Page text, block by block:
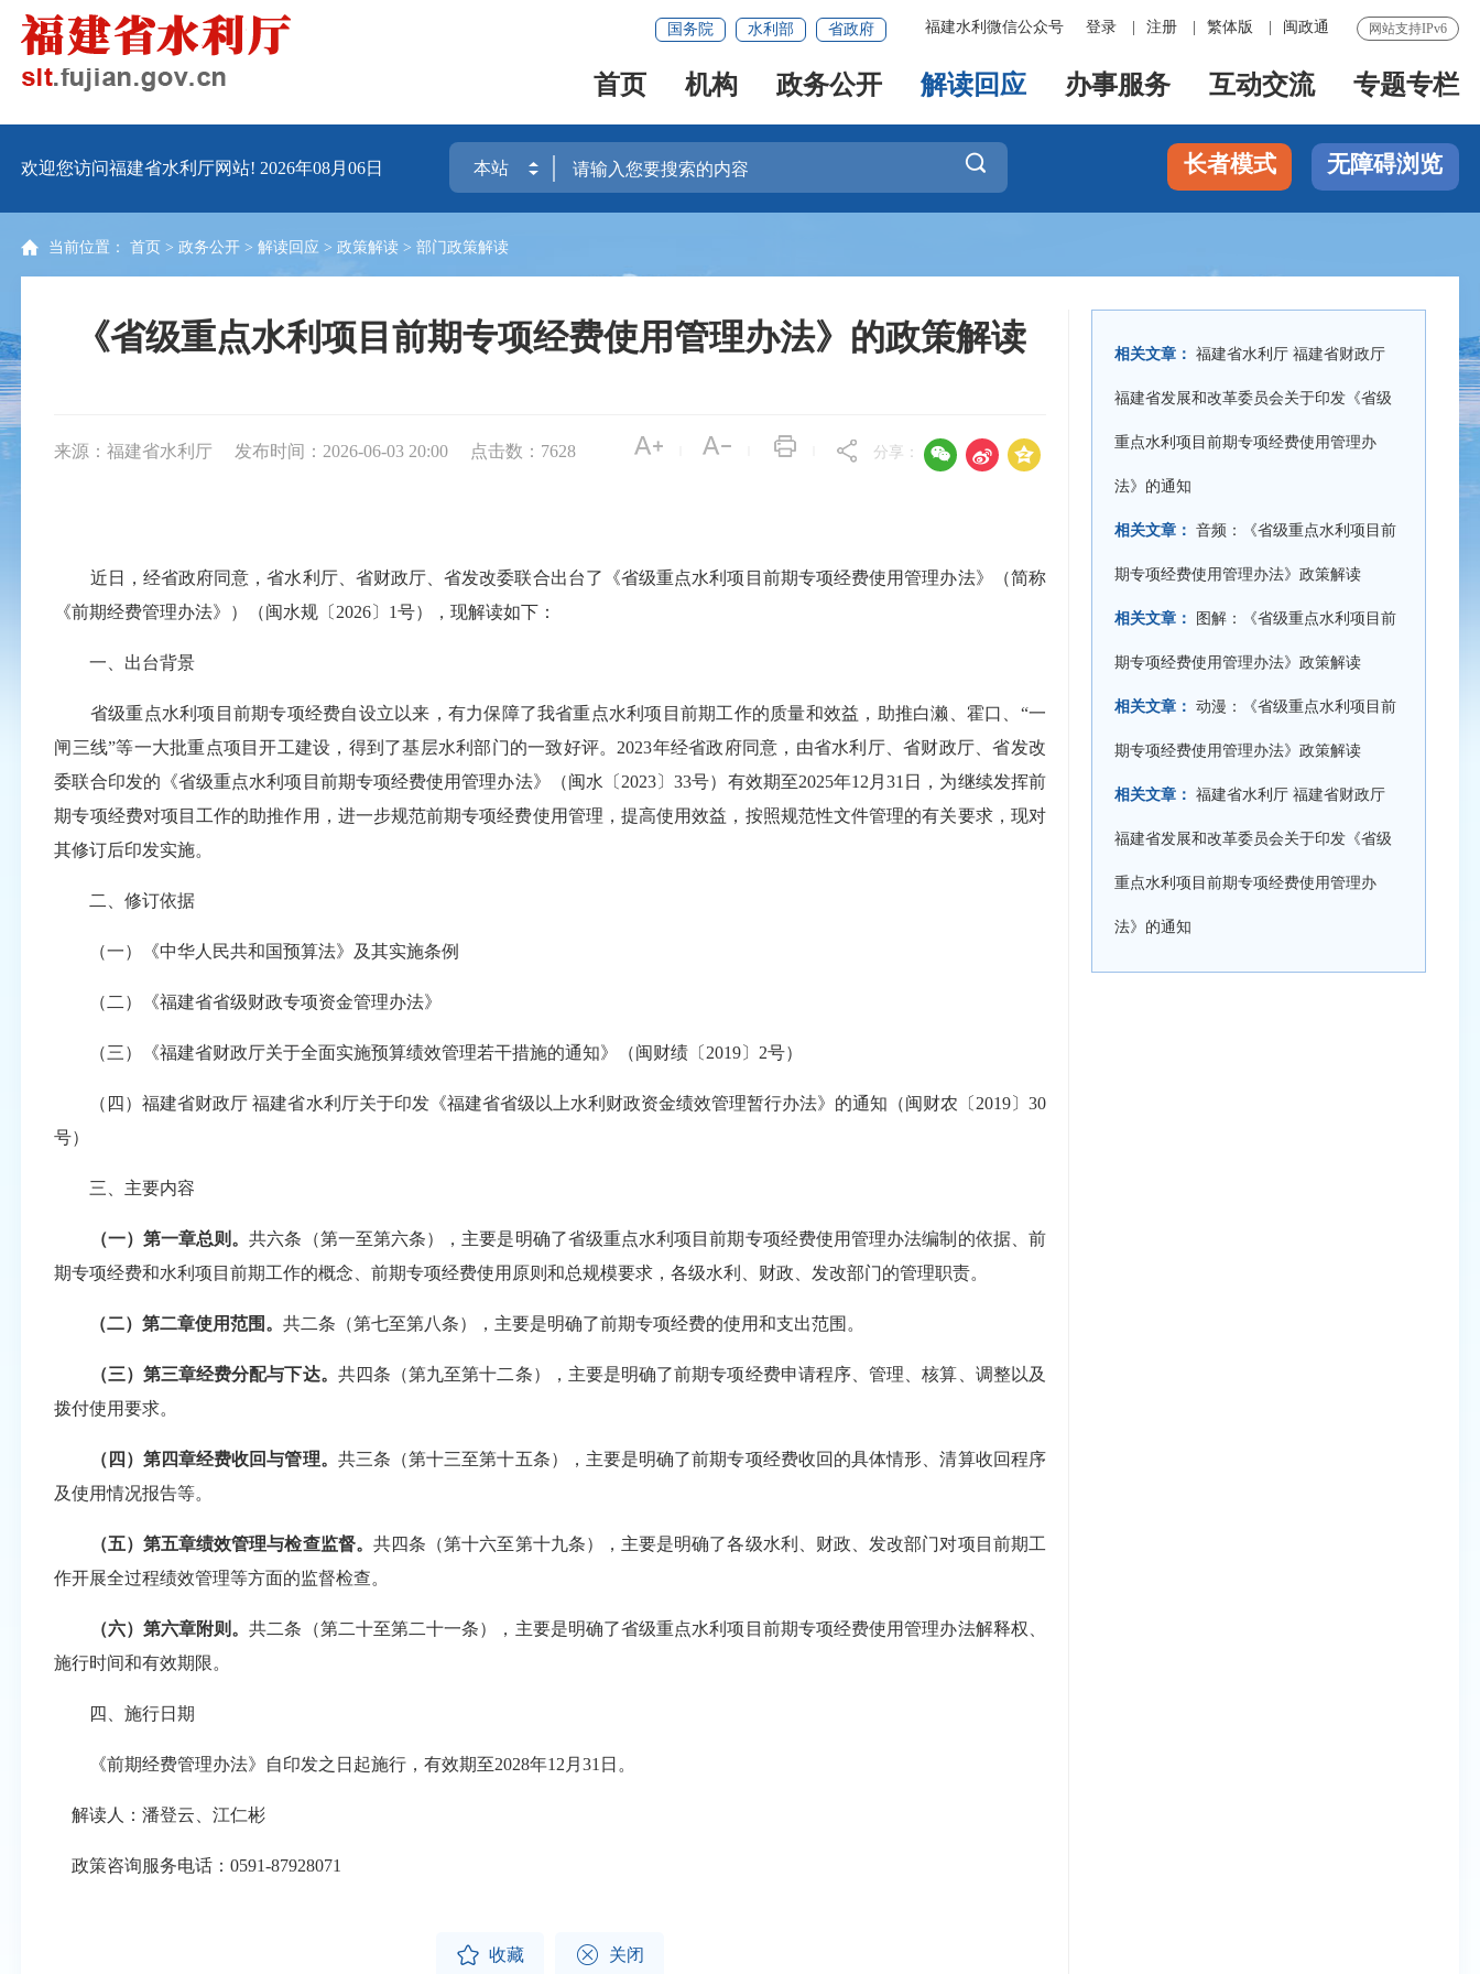
网站支持IPv6
福建水利微信公众号 登录 注册 繁体版 闽政通
国务院 水利部 省政府
首页 机构 政务公开 解读回应 办事服务 互动交流 专题专栏
欢迎您访问福建省水利厅网站! 2026年08月06日  长者模式 无障碍浏览
当前位置： 首页 >政务公开 >解读回应 >政策解读 >部门政策解读
《省级重点水利项目前期专项经费使用管理办法》的政策解读
来源：福建省水利厅 发布时间：2026-06-03 20:00 点击数： 7628 分享：   
近日，经省政府同意，省水利厅、省财政厅、省发改委联合出台了《省级重点水利项目前期专项经费使用管理办法》（简称
《前期经费管理办法》）（闽水规〔2026〕1号），现解读如下：
一、出台背景
省级重点水利项目前期专项经费自设立以来，有力保障了我省重点水利项目前期工作的质量和效益，助推白濑、霍口、“一
闸三线”等一大批重点项目开工建设，得到了基层水利部门的一致好评。2023年经省政府同意，由省水利厅、省财政厅、省发改
委联合印发的《省级重点水利项目前期专项经费使用管理办法》（闽水〔2023〕33号）有效期至2025年12月31日，为继续发挥前
期专项经费对项目工作的助推作用，进一步规范前期专项经费使用管理，提高使用效益，按照规范性文件管理的有关要求，现对
其修订后印发实施。
二、修订依据
（一）《中华人民共和国预算法》及其实施条例
（二）《福建省省级财政专项资金管理办法》
（三）《福建省财政厅关于全面实施预算绩效管理若干措施的通知》（闽财绩〔2019〕2号）
（四）福建省财政厅 福建省水利厅关于印发《福建省省级以上水利财政资金绩效管理暂行办法》的通知（闽财农〔2019〕30
号）
三、主要内容
（一）第一章总则。共六条（第一至第六条），主要是明确了省级重点水利项目前期专项经费使用管理办法编制的依据、前
期专项经费和水利项目前期工作的概念、前期专项经费使用原则和总规模要求，各级水利、财政、发改部门的管理职责。
（二）第二章使用范围。共二条（第七至第八条），主要是明确了前期专项经费的使用和支出范围。
（三）第三章经费分配与下达。 共四条（第九至第十二条），主要是明确了前期专项经费申请程序、管理、核算、调整以及
拨付使用要求。
（四）第四章经费收回与管理。 共三条（第十三至第十五条），主要是明确了前期专项经费收回的具体情形、清算收回程序
及使用情况报告等。
（五）第五章绩效管理与检查监督。 共四条（第十六至第十九条），主要是明确了各级水利、财政、发改部门对项目前期工
作开展全过程绩效管理等方面的监督检查。
（六）第六章附则。共二条（第二十至第二十一条），主要是明确了省级重点水利项目前期专项经费使用管理办法解释权、
施行时间和有效期限。
四、施行日期
《前期经费管理办法》自印发之日起施行，有效期至2028年12月31日。
解读人：潘登云、江仁彬
政策咨询服务电话：0591-87928071
 收藏  关闭
相关文章： 福建省水利厅 福建省财政厅
福建省发展和改革委员会关于印发《省级
重点水利项目前期专项经费使用管理办
法》的通知
相关文章： 音频：《省级重点水利项目前
期专项经费使用管理办法》政策解读
相关文章： 图解：《省级重点水利项目前
期专项经费使用管理办法》政策解读
相关文章： 动漫：《省级重点水利项目前
期专项经费使用管理办法》政策解读
相关文章： 福建省水利厅 福建省财政厅
福建省发展和改革委员会关于印发《省级
重点水利项目前期专项经费使用管理办
法》的通知